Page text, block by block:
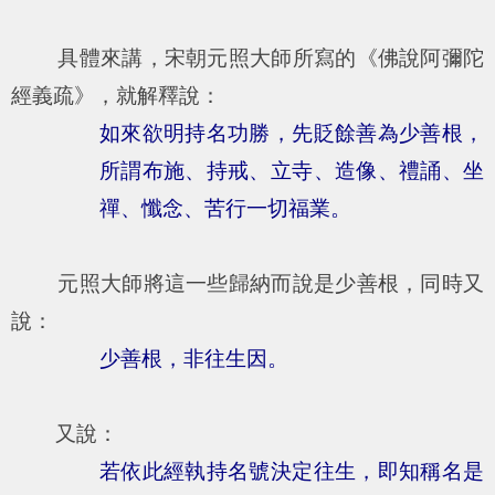
具體來講，宋朝元照大師所寫的《佛說阿彌陀
經義疏》，就解釋說：
如來欲明持名功勝，先貶餘善為少善根，
所謂布施、持戒、立寺、造像、禮誦、坐
禪、懺念、苦行一切福業。
元照大師將這一些歸納而說是少善根，同時又
說：
少善根，非往生因。
又說：
若依此經執持名號決定往生，即知稱名是